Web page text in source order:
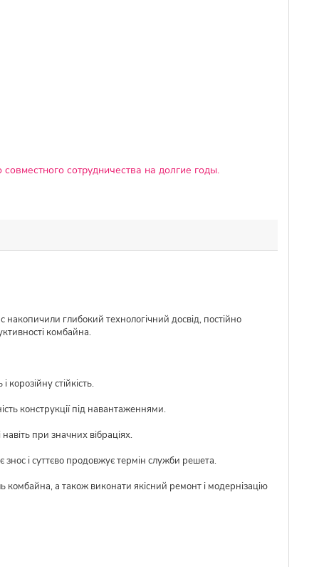
сотрудничества на долгие годы.
глибокий технологічний досвід, постійно
комбайна.
стійкість.
конструкції під навантаженнями.
при значних вібраціях.
і суттєво продовжує термін служби решета.
комбайна, а також виконати якісний ремонт і модернізацію